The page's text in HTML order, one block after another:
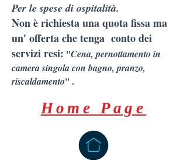
Per le spese di ospitalità.
Non è richiesta una quota fissa ma
un' offerta che tenga conto dei
servizi resi: "Cena, pernottamento in
camera singola con bagno, pranzo,
riscaldamento" .
Home Page